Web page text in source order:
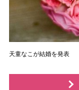
天童なこが結婚を発表